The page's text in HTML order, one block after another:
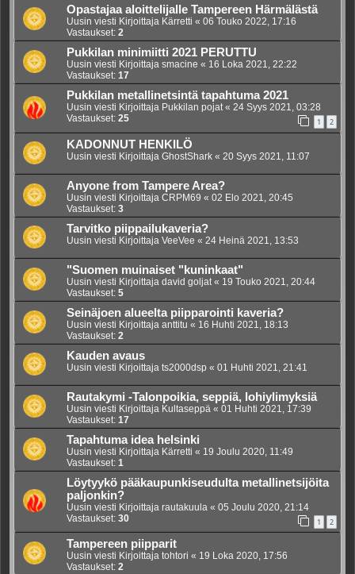
Opastajaa aloittelijalle Tampereen Härmälästä
Uusin viesti Kirjoittaja Kärretti « 06 Touko 2022, 17:16
Vastaukset: 2
Pukkilan minimiitti 2021 PERUTTU
Uusin viesti Kirjoittaja smacine « 16 Loka 2021, 22:22
Vastaukset: 17
Pukkilan metallinetsintä tapahtuma 2021
Uusin viesti Kirjoittaja Pukkilan pojat« 24 Syys 2021, 03:28
Vastaukset: 25 1 2
KADONNUT HENKILÖ
Uusin viesti Kirjoittaja GhostShark « 20 Syys 2021, 11:07
Anyone from Tampere Area?
Uusin viesti Kirjoittaja CRPM69 « 02 Elo 2021, 20:45
Vastaukset: 3
Tarvitko piippailukaveria?
Uusin viesti Kirjoittaja VeeVee « 24 Heinä 2021, 13:53
"Suomen muinaiset "kuninkaat"
Uusin viesti Kirjoittaja david goljat « 19 Touko 2021, 20:44
Vastaukset: 5
Seinäjoen alueelta piipparointi kaveria?
Uusin viesti Kirjoittaja anttitu « 16 Huhti 2021, 18:13
Vastaukset: 2
Kauden avaus
Uusin viesti Kirjoittaja ts2000dsp « 01 Huhti 2021, 21:41
Rautakymi -Talonpoikia, seppiä, lohiylimyksiä
Uusin viesti Kirjoittaja Kultaseppä « 01 Huhti 2021, 17:39
Vastaukset: 17
Tapahtuma idea helsinki
Uusin viesti Kirjoittaja Kärretti « 19 Joulu 2020, 11:49
Vastaukset: 1
Löytyykö pääkaupunkiseudulta metallinetsijöita
paljonkin?
Uusin viesti Kirjoittaja rautakuula « 05 Joulu 2020, 21:14
Vastaukset: 30 1 2
Tampereen piipparit
Uusin viesti Kirjoittaja tohtori « 19 Loka 2020, 17:56
Vastaukset: 2